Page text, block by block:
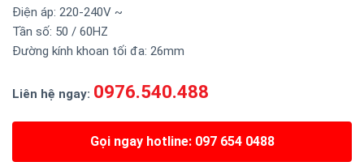
Điện áp: 220-240V ~
Tần số: 50 / 60HZ
Đường kính khoan tối đa: 26mm
Liên hệ ngay: 0976.540.488
Gọi ngay hotline: 097 654 0488